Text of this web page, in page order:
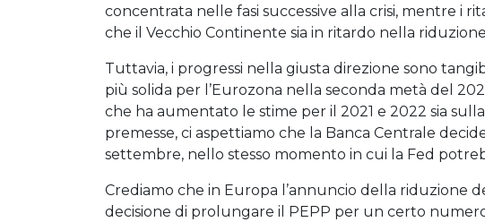
concentrata nelle fasi successive alla crisi, mentre i
che il Vecchio Continente sia in ritardo nella
Tuttavia, i progressi nella giusta direzione sono
più solida per l’Eurozona nella seconda metà del
che ha aumentato le stime per il 2021 e 2022 sia
premesse, ci aspettiamo che la Banca Centrale
settembre, nello stesso momento in cui la Fed
Crediamo che in Europa l’annuncio della riduzione
decisione di prolungare il PEPP per un certo